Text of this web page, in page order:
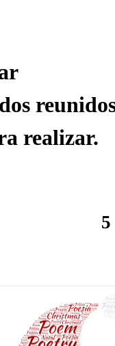
realizar.